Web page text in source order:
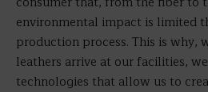
environmental impact is limited
production process. This is why,
leathers arrive at our facilities,
technologies that allow us to